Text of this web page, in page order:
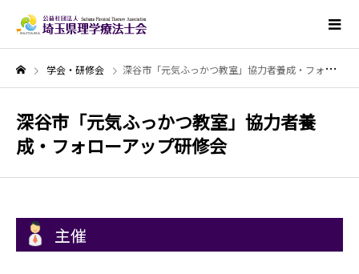
学会・研修会 深谷市「元気ふっかつ教室」協力者養成・フォローアップ研修会
深谷市「元気ふっかつ教室」協力者養
成・フォローアップ研修会
主催